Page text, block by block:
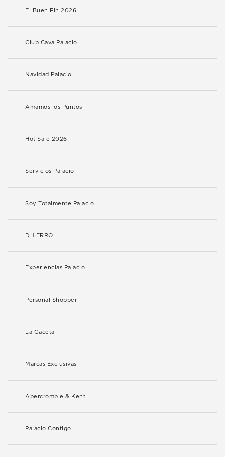
El Buen Fin 2026
Club Cava Palacio
Navidad Palacio
Amamos los Puntos
Hot Sale 2026
Servicios Palacio
Soy Totalmente Palacio
DHIERRO
Experiencias Palacio
Personal Shopper
La Gaceta
Marcas Exclusivas
Abercrombie & Kent
Palacio Contigo